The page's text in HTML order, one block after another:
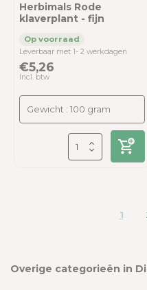
Herbimals Rode
klaverplant - fijn
Leverbaar met 1- 2 werkdagen
€5,26
Incl. btw
1
Overige categorieën in